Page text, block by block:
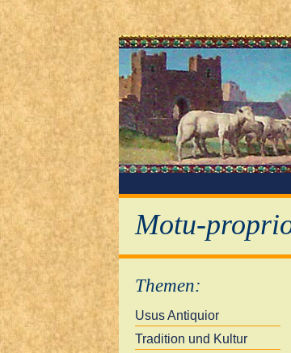
Motu-
Themen:
Usus Antiquior
Tradition und Kultur